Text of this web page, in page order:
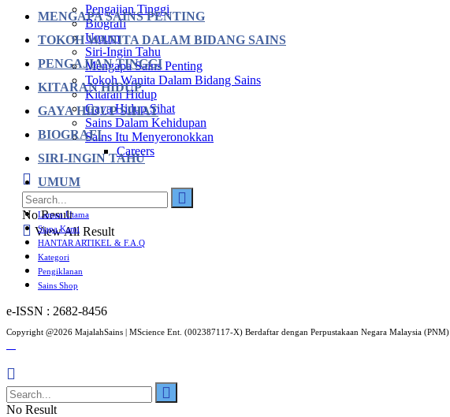
Pengajian Tinggi
Biografi
Umum
Siri-Ingin Tahu
Mengapa Sains Penting
Tokoh Wanita Dalam Bidang Sains
Kitaran Hidup
Gaya Hidup Sihat
Sains Dalam Kehidupan
Sains Itu Menyeronokkan
Careers
No Result
View All Result
MENGAPA SAINS PENTING
TOKOH WANITA DALAM BIDANG SAINS
PENGAJIAN TINGGI
KITARAN HIDUP
GAYA HIDUP SIHAT
BIOGRAFI
SIRI-INGIN TAHU
UMUM
Laman Utama
Siapa Kami
HANTAR ARTIKEL & F.A.Q
Kategori
Pengiklanan
Sains Shop
e-ISSN : 2682-8456
Copyright @2026 MajalahSains | MScience Ent. (002387117-X) Berdaftar dengan Perpustakaan Negara Malaysia (PNM)
No Result